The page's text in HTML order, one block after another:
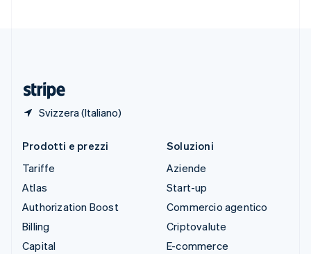
Svizzera (Italiano)
Prodotti e prezzi
Tariffe
Atlas
Authorization Boost
Billing
Capital
Soluzioni
Aziende
Start-up
Commercio agentico
Criptovalute
E-commerce